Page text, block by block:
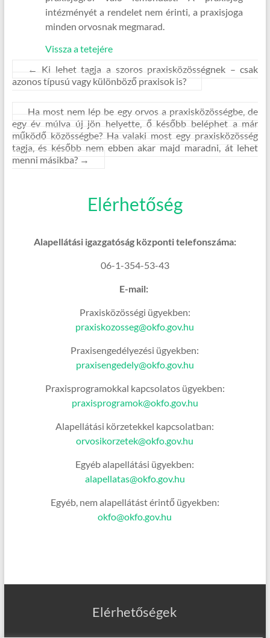
intézményét a rendelet nem érinti, a praxisjoga
minden orvosnak megmarad.
Vissza a tetejére
← Ki lehet tagja a szoros praxisközösségnek – csak
azonos típusú vagy különböző praxisok is?
Ha most nem lép be egy orvos a praxisközösségbe, de
egy év múlva új jön helyette, ő később beléphet a már
működő közösségbe? Ha valaki most egy praxisközösség
tagja, és később nem ebben akar majd maradni, át lehet
menni másikba? →
Elérhetőség
Alapellátási igazgatóság központi telefonszáma:
06-1-354-53-43
E-mail:
Praxisközösségi ügyekben:
praxiskozosseg@okfo.gov.hu
Praxisengedélyezési ügyekben:
praxisengedely@okfo.gov.hu
Praxisprogramokkal kapcsolatos ügyekben:
praxisprogramok@okfo.gov.hu
Alapellátási körzetekkel kapcsolatban:
orvosikorzetek@okfo.gov.hu
Egyéb alapellátási ügyekben:
alapellatas@okfo.gov.hu
Egyéb, nem alapellátást érintő ügyekben:
okfo@okfo.gov.hu
Elérhetőségek